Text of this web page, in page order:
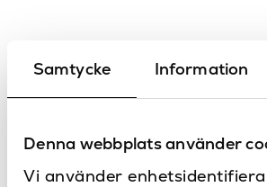
Samtycke Information
Denna webbplats använder
Vi använder
Höjd (mm) 18
Material
Produkttyp
Serie
Kontakta oss
Har du frågor eller vill du göra en